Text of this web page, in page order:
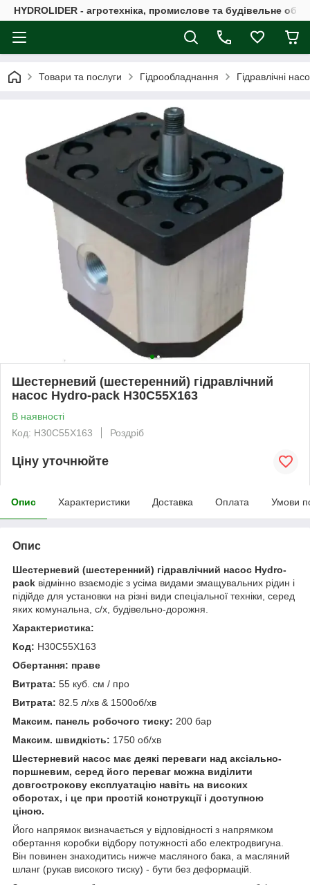
HYDROLIDER - агротехніка, промислове та будівельне
Товари та послуги Гідрообладнання Гідравлічні
Шестерневий (шестеренний) гідравлічний
насос Hydro-pack H30C55X163
В наявності
Код: H30C55X163
Роздріб
Ціну уточнюйте
Опис Характеристики Доставка Оплата Умови
Опис
Шестерневий (шестеренний) гідравлічний насос Hydro-
pack відмінно взаємодіє з усіма видами змащувальних рідин і
підійде для установки на різні види спеціальної техніки, серед
яких комунальна, с/х, будівельно-дорожня.
Характеристика:
Код: H30C55X163
Обертання: праве
Витрата: 55 куб. см / про
Витрата: 82.5 л/хв & 1500об/хв
Максим. панель робочого тиску: 200 бар
Максим. швидкість: 1750 об/хв
Шестерневий насос має деякі переваги над аксіально-
поршневим, серед його переваг можна виділити
довгострокову експлуатацію навіть на високих
оборотах, і це при простій конструкції і доступною
ціною.
Його напрямок визначається у відповідності з напрямком
обертання коробки відбору потужності або електродвигуна.
Він повинен знаходитись нижче масляного бака, а масляний
шланг (рукав високого тиску) - бути без деформацій.